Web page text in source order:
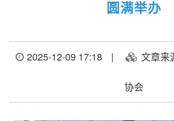
圆满举办
2025-12-09 17:18 | 文章来
协会